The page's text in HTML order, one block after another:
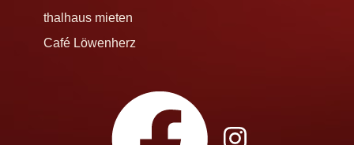
thalhaus mieten
Café Löwenherz